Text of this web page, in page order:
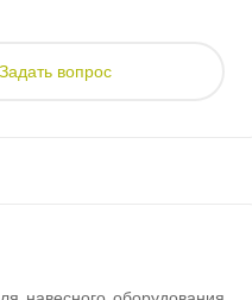
Задать вопрос